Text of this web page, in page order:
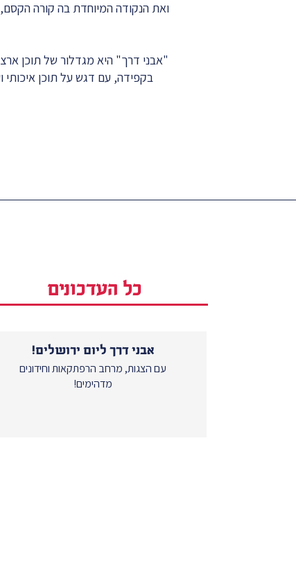
ואת הנקודה המיוחדת בה קורה
"אבני דרך" היא מגדלור של תוכן
בקפידה, עם דגש על תוכן איכותי
כל העדכונים
אבני דרך ליום ירושלים!
עם הצגות, מרחב הרפתקאות וחידונים
מדהימים!